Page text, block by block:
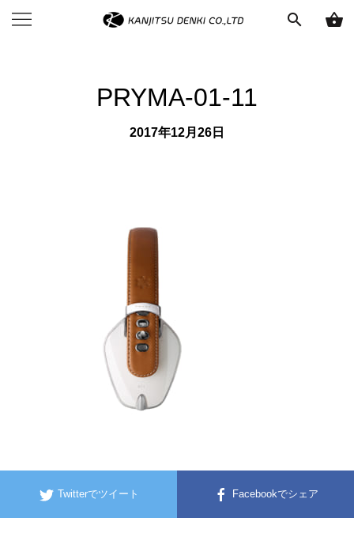
search shopping_basket
PRYMA-01-11
2017年12月26日
Twitterでツイート Facebookでシェア